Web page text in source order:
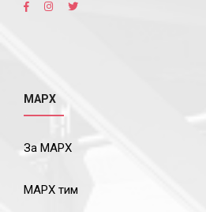
МАРХ
За МАРХ
МАРХ тим